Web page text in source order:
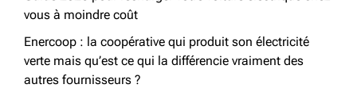
vous à moindre coût
Enercoop : la coopérative qui produit son électricité
verte mais qu’est ce qui la différencie vraiment des
autres fournisseurs ?